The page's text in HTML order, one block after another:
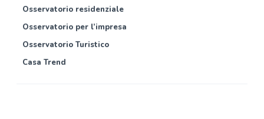
Osservatorio residenziale
Osservatorio per l’impresa
Osservatorio Turistico
Casa Trend